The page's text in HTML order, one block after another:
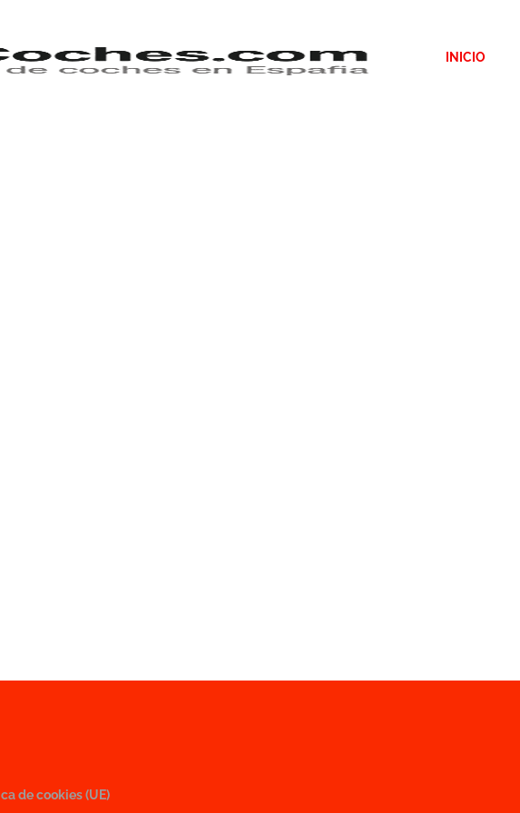
INICIO
de cookies (UE)